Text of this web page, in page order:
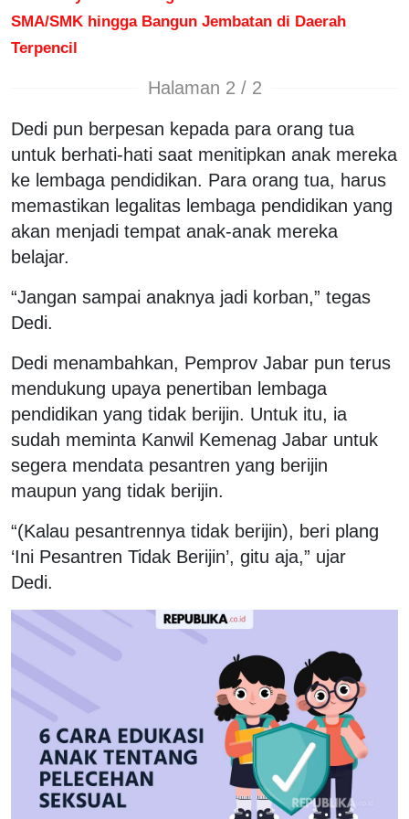
SMA/SMK hingga Bangun Jembatan di Daerah
Terpencil
Halaman 2 / 2
Dedi pun berpesan kepada para orang tua
untuk berhati-hati saat menitipkan anak mereka
ke lembaga pendidikan. Para orang tua, harus
memastikan legalitas lembaga pendidikan yang
akan menjadi tempat anak-anak mereka
belajar.
“Jangan sampai anaknya jadi korban,” tegas
Dedi.
Dedi menambahkan, Pemprov Jabar pun terus
mendukung upaya penertiban lembaga
pendidikan yang tidak berijin. Untuk itu, ia
sudah meminta Kanwil Kemenag Jabar untuk
segera mendata pesantren yang berijin
maupun yang tidak berijin.
“(Kalau pesantrennya tidak berijin), beri plang
‘Ini Pesantren Tidak Berijin’, gitu aja,” ujar
Dedi.